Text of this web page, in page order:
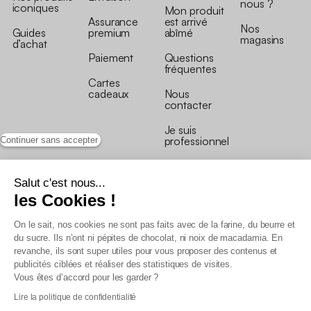
Continuer sans accepter
Salut c'est nous...
les Cookies !
On le sait, nos cookies ne sont pas faits avec de la farine, du beurre et
du sucre. Ils n’ont ni pépites de chocolat, ni noix de macadamia. En
revanche, ils sont super utiles pour vous proposer des contenus et
publicités ciblées et réaliser des statistiques de visites.
Vous êtes d’accord pour les garder ?
Lire la politique de confidentialité
iconiques
Guides
d’achat
Assurance
premium
Paiement
Cartes
cadeaux
Mon produit
est arrivé
abîmé
Questions
fréquentes
Nous
contacter
Je suis
professionnel
nous ?
Nos
magasins
Conditions générales de vente
Conditions générales du programme de fidélité
Charte de données personnelles
Conditions générales de vente Pro
Déclaration d’accessibilité